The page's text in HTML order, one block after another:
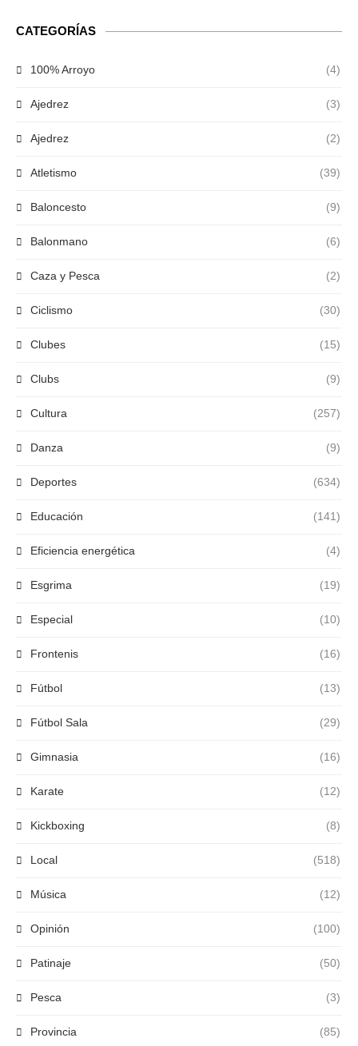
CATEGORÍAS
100% Arroyo (4)
Ajedrez (3)
Ajedrez (2)
Atletismo (39)
Baloncesto (9)
Balonmano (6)
Caza y Pesca (2)
Ciclismo (30)
Clubes (15)
Clubs (9)
Cultura (257)
Danza (9)
Deportes (634)
Educación (141)
Eficiencia energética (4)
Esgrima (19)
Especial (10)
Frontenis (16)
Fútbol (13)
Fútbol Sala (29)
Gimnasia (16)
Karate (12)
Kickboxing (8)
Local (518)
Música (12)
Opinión (100)
Patinaje (50)
Pesca (3)
Provincia (85)